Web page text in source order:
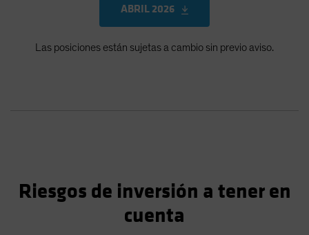
ABRIL 2026
Las posiciones están sujetas a cambio sin previo aviso.
Riesgos de inversión a tener en
cuenta